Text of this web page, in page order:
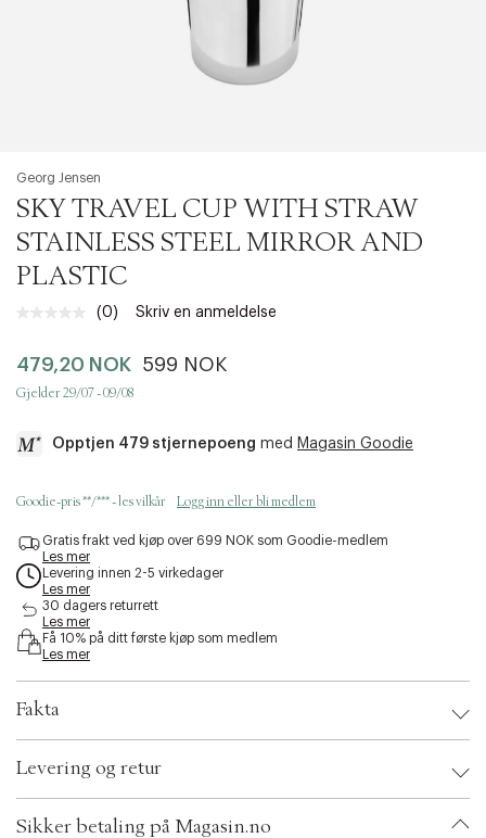
Georg Jensen
SKY TRAVEL CUP WITH STRAW
STAINLESS STEEL MIRROR AND
PLASTIC
Ingen
Samme
sidelenke.
(0) Skriv en anmeldelse
479,20 NOK 599 NOK
Gjelder 29/07 - 09/08
Opptjen 479 stjernepoeng med Magasin Goodie
c
e
s
s
b
i
i
t
.
v
r
i
Goodie-pris **/*** - les vilkår Logg inn eller bli medlem
Gratis frakt ved kjøp over 699 NOK som Goodie-medlem
Les mer
Levering innen 2-5 virkedager
Les mer
30 dagers returrett
Les mer
Få 10% på ditt første kjøp som medlem
Les mer
Fakta
EAN: 5713275256670
ID: BKRR35-0008
Levering og retur
Sikker betaling på Magasin.no